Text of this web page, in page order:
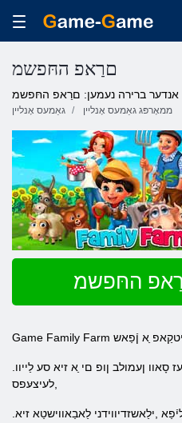
םרַאפ החּפשמ
אנדער ברירה נעמען: םרַאפ החּפשמ
גאַמעס אָנליין ממאָרפּג גאַמעס אָנליין
החּפשמ
,לעיצעּפס